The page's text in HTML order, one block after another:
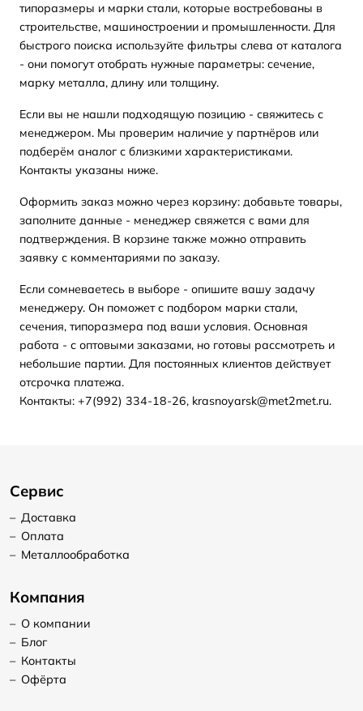
типоразмеры и марки стали, которые востребованы в
строительстве, машиностроении и промышленности. Для
быстрого поиска используйте фильтры слева от каталога
- они помогут отобрать нужные параметры: сечение,
марку металла, длину или толщину.
Если вы не нашли подходящую позицию - свяжитесь с
менеджером. Мы проверим наличие у партнёров или
подберём аналог с близкими характеристиками.
Контакты указаны ниже.
Оформить заказ можно через корзину: добавьте товары,
заполните данные - менеджер свяжется с вами для
подтверждения. В корзине также можно отправить
заявку с комментариями по заказу.
Если сомневаетесь в выборе - опишите вашу задачу
менеджеру. Он поможет с подбором марки стали,
сечения, типоразмера под ваши условия. Основная
работа - с оптовыми заказами, но готовы рассмотреть и
небольшие партии. Для постоянных клиентов действует
отсрочка платежа.
Контакты: +7(992) 334-18-26, krasnoyarsk@met2met.ru.
Сервис
– Доставка
– Оплата
– Металлообработка
Компания
– О компании
– Блог
– Контакты
– Офёрта